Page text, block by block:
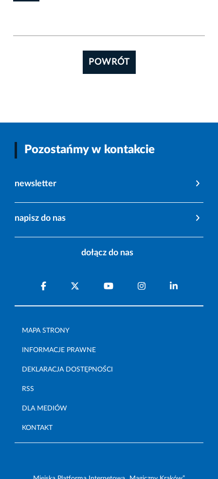
POWRÓT
Pozostańmy w kontakcie
newsletter
napisz do nas
dołącz do nas
MAPA STRONY
INFORMACJE PRAWNE
DEKLARACJA DOSTĘPNOŚCI
RSS
DLA MEDIÓW
KONTAKT